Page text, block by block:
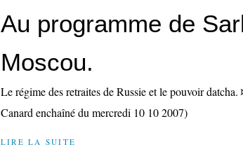
Au programme de
Moscou.
Le régime des retraites de Russie et le pouvoir
Canard enchaîné du mercredi 10 10 2007)
LIRE LA SUITE